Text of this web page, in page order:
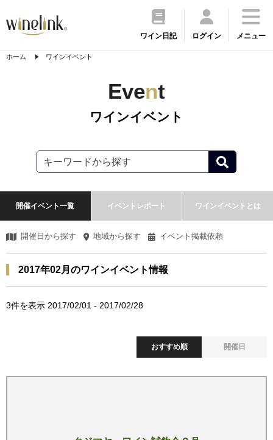
ワイン日記 ログイン メニュー
ホーム ワインイベント
Event
ワインイベント
開催イベント一覧 イベントレポート ワインイベントとは
開催日から探す 地域から探す イベント掲載依頼
2017年02月のワインイベント情報
3件を表示 2017/02/01 - 2017/02/28
開催日
おすすめ順